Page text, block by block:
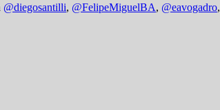
@diegosantilli, @FelipeMiguelBA, @eavogadro,